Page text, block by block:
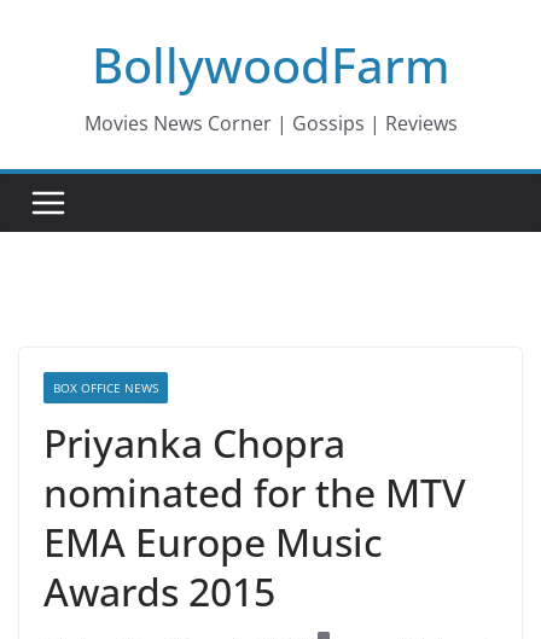
BollywoodFarm
Movies News Corner | Gossips | Reviews
BOX OFFICE NEWS
Priyanka Chopra
nominated for the MTV
EMA Europe Music
Awards 2015